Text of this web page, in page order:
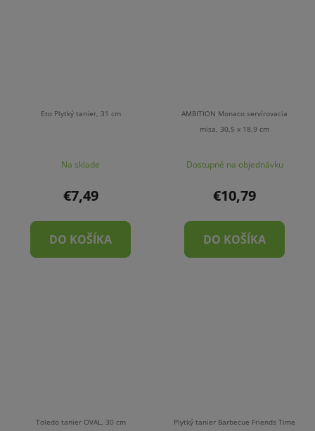
Eto Plytký tanier, 31 cm
Na sklade
€7,49
DO KOŠÍKA
AMBITION Monaco servírovacia
misa, 30,5 x 18,9 cm
Dostupné na objednávku
€10,79
DO KOŠÍKA
Toledo tanier OVAL, 30 cm
Plytký tanier Barbecue Friends Time